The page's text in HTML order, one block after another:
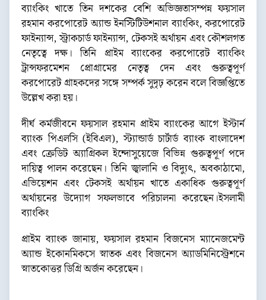
ব্যাংকিং খাতে তিন দশকের বেশি অভিজ্ঞতাসম্পন্ন ফয়সাল
রহমান করপোরেট অ্যান্ড ইনস্টিটিউশনাল ব্যাংকিং, করপোরেট
ফাইন্যান্স, স্ট্রাকচার্ড ফাইন্যান্স, টেকসই অর্থায়ন এবং কৌশলগত
নেতৃত্বে দক্ষ। তিনি প্রাইম ব্যাংকের করপোরেট ব্যাংকিং
ট্রান্সফরমেশন প্রোগ্রামের নেতৃত্ব দেন এবং গুরুত্বপূর্ণ
করপোরেট গ্রাহকদের সঙ্গে সম্পর্ক সুদৃঢ় করেন বলে বিজ্ঞপ্তিতে
উল্লেখ করা হয়।
দীর্ঘ কর্মজীবনে ফয়সাল রহমান প্রাইম ব্যাংকের আগে ইস্টার্ন
ব্যাংক পিএলসি (ইবিএল), স্ট্যান্ডার্ড চার্টার্ড ব্যাংক বাংলাদেশ
এবং ক্রেডিট অ্যাগ্রিকল ইন্দোসুয়েজে বিভিন্ন গুরুত্বপূর্ণ পদে
দায়িত্ব পালন করেছেন। তিনি জ্বালানি ও বিদ্যুৎ, অবকাঠামো,
এভিয়েশন এবং টেকসই অর্থায়ন খাতে একাধিক গুরুত্বপূর্ণ
অর্থায়নের উদ্যোগ সফলভাবে পরিচালনা করেছেন।ইসলামী
ব্যাংকিং
প্রাইম ব্যাংক জানায়, ফয়সাল রহমান বিজনেস ম্যানেজমেন্ট
অ্যান্ড ইকোনমিকসে স্নাতক এবং বিজনেস অ্যাডমিনিস্ট্রেশনে
স্নাতকোত্তর ডিগ্রি অর্জন করেছেন।